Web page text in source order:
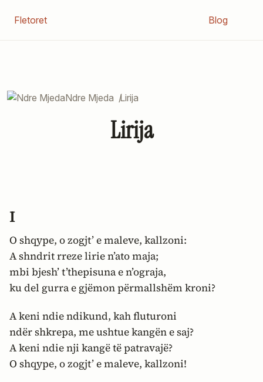
Fletoret Blog
Ndre Mjeda /Lirija
Lirija
I
O shqype, o zogjt’ e maleve, kallzoni:
A shndrit rreze lirie n’ato maja;
mbi bjesh’ t’thepisuna e n’ograja,
ku del gurra e gjëmon përmallshëm kroni?
A keni ndie ndikund, kah fluturoni
ndër shkrepa, me ushtue kangën e saj?
A keni ndie nji kangë të patravajë?
O shqype, o zogjt’ e maleve, kallzoni!